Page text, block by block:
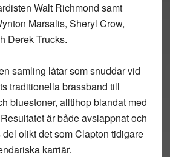
Walt Richmond samt
Marsalis, Sheryl Crow,
Derek Trucks.
samling låtar som snuddar vid
traditionella brassband till
bluestoner, alltihop blandat med
är både avslappnat och
olikt det som Clapton tidigare
karriär.